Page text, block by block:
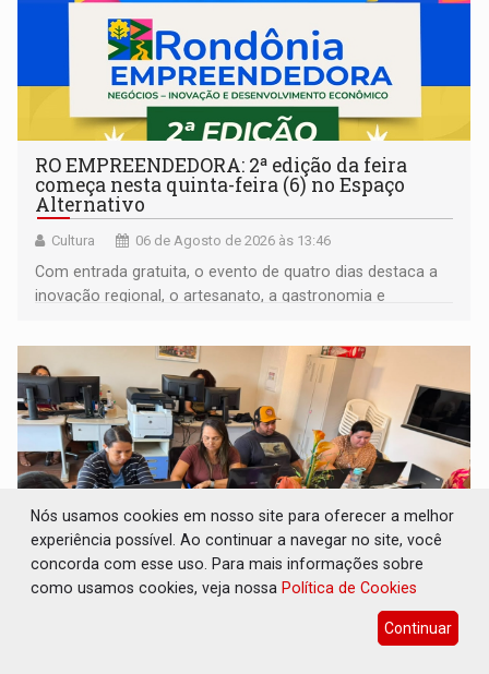
RO EMPREENDEDORA: 2ª edição da feira
começa nesta quinta-feira (6) no Espaço
Alternativo
Cultura 06 de Agosto de 2026 às 13:46
Com entrada gratuita, o evento de quatro dias destaca a
inovação regional, o artesanato, a gastronomia e
FORTALECIMENTO: Contratação de novos
servidores reforça equipes do Cad Único nos
Nós usamos cookies em nosso site para oferecer a melhor
experiência possível. Ao continuar a navegar no site, você
concorda com esse uso. Para mais informações sobre
como usamos cookies, veja nossa Política de Cookies
Continuar